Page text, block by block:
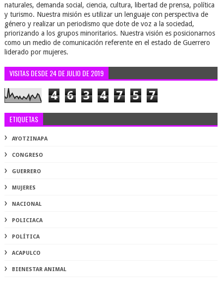
naturales, demanda social, ciencia, cultura, libertad de prensa, política
y turismo. Nuestra misión es utilizar un lenguaje con perspectiva de
género y realizar un periodismo que dote de voz a la sociedad,
priorizando a los grupos minoritarios. Nuestra visión es posicionarnos
como un medio de comunicación referente en el estado de Guerrero
liderado por mujeres.
VISITAS DESDE 24 DE JULIO DE 2019
4 6 3 4 7 5 7
ETIQUETAS
AYOTZINAPA
CONGRESO
GUERRERO
MUJERES
NACIONAL
POLICIACA
POLÍTICA
ACAPULCO
BIENESTAR ANIMAL